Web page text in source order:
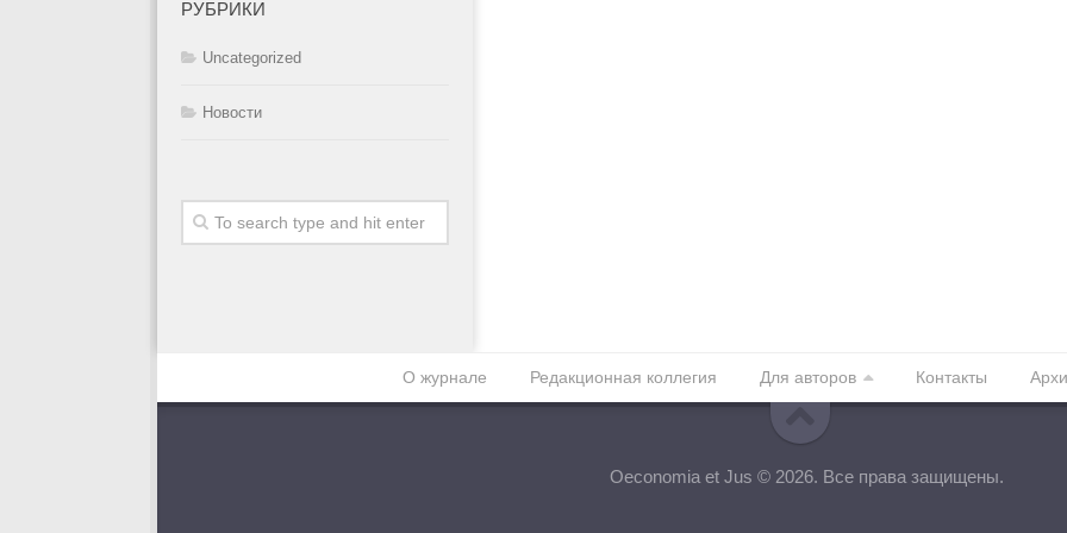
РУБРИКИ
Uncategorized
Новости
О журнале Редакционная коллегия Для авторов Контакты
Oeconomia et Jus © 2026. Все права защищены.